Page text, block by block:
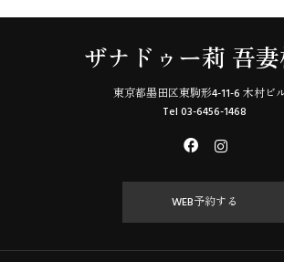
ザナドゥー莉 吾
東京都墨田区東駒形4-11-6 木村ビ
Tel 03-6456-1468
WEB予約する